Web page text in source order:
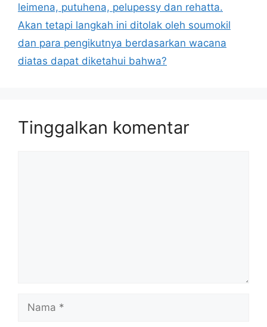
leimena, putuhena, pelupessy dan rehatta.
Akan tetapi langkah ini ditolak oleh soumokil
dan para pengikutnya berdasarkan wacana
diatas dapat diketahui bahwa?
Tinggalkan komentar